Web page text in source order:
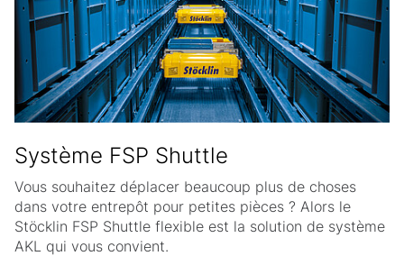
Système FSP Shuttle
Vous souhaitez déplacer beaucoup plus de choses
dans votre entrepôt pour petites pièces ? Alors le
Stöcklin FSP Shuttle flexible est la solution de système
AKL qui vous convient.